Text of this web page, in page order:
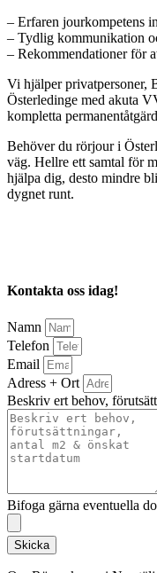
– Erfaren jourkompetens
– Tydlig kommunikation
– Rekommendationer för
Vi hjälper privatpersoner,
Österledinge med akuta
kompletta
Behöver du rörjour i
väg. Hellre ett samtal för
hjälpa dig, desto mindre
dygnet runt.
Kontakta oss idag!
Namn
Telefon
Email
Adress + Ort
Beskriv ert behov,
Bifoga gärna eventuella
Skicka